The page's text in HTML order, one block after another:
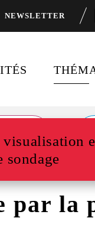
NEWSLETTER
DE FOCUS
sondage
par la